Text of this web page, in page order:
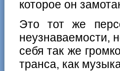
которое он
Это тот же
неузнаваемости,
себя так же
транса, как